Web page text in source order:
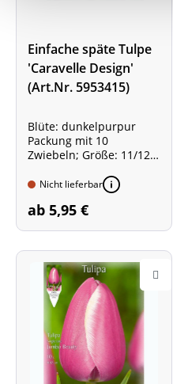
Einfache späte Tulpe
'Caravelle Design'
(Art.Nr. 5953415)
Blüte: dunkelpurpur
Packung mit 10
Zwiebeln; Größe: 11/12
weiß-buntem Laub!
Nicht lieferbar
ab 5,95 €